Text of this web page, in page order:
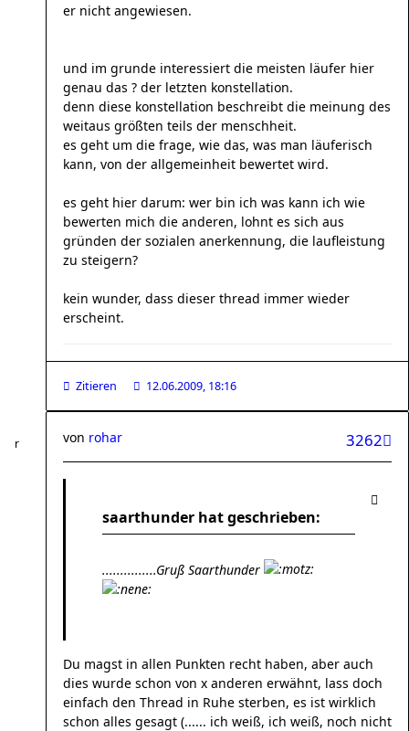
er nicht angewiesen.
und im grunde interessiert die meisten läufer hier
genau das ? der letzten konstellation.
denn diese konstellation beschreibt die meinung des
weitaus größten teils der menschheit.
es geht um die frage, wie das, was man läuferisch
kann, von der allgemeinheit bewertet wird.
es geht hier darum: wer bin ich was kann ich wie
bewerten mich die anderen, lohnt es sich aus
gründen der sozialen anerkennung, die laufleistung
zu steigern?
kein wunder, dass dieser thread immer wieder
erscheint.
Zitieren 12.06.2009, 18:16
3262
von rohar
saarthunder hat geschrieben:
...............Gruß Saarthunder
Du magst in allen Punkten recht haben, aber auch
dies wurde schon von x anderen erwähnt, lass doch
einfach den Thread in Ruhe sterben, es ist wirklich
schon alles gesagt (...... ich weiß, ich weiß, noch nicht